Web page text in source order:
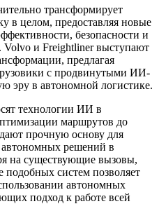
трансформирует
в целом, предоставляя новые
безопасности и
Volvo и Freightliner выступают
предлагая
с продвинутыми ИИ-
эру в автономной логистике.
технологии ИИ в
маршрутов до
прочную основу для
автономных решений в
на существующие вызовы,
подобных систем позволяет
автономных
подход к работе всей